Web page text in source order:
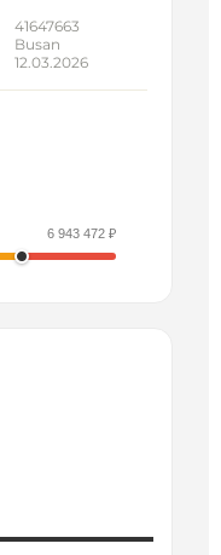
41647663
Busan
12.03.2026
6 943 472 ₽